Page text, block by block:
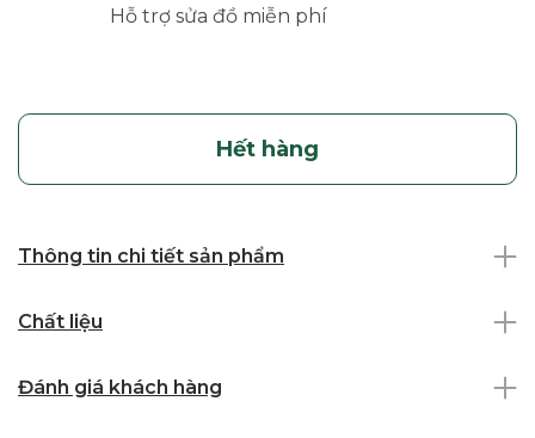
Hỗ trợ sửa đồ miễn phí
Hết hàng
Thông tin chi tiết sản phẩm
Chất liệu
Đánh giá khách hàng